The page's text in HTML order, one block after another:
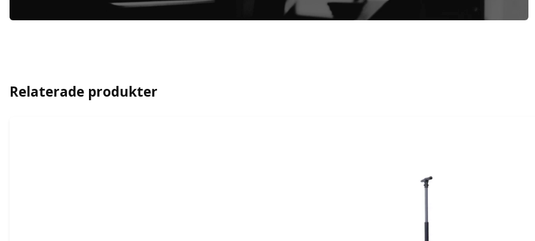
Relaterade produkter